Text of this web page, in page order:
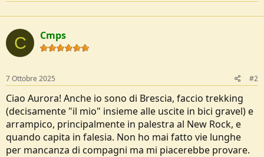
C Cmps
7 Ottobre 2025 #2
Ciao Aurora! Anche io sono di Brescia, faccio trekking
(decisamente "il mio" insieme alle uscite in bici gravel) e
arrampico, principalmente in palestra al New Rock, e
quando capita in falesia. Non ho mai fatto vie lunghe
per mancanza di compagni ma mi piacerebbe provare.